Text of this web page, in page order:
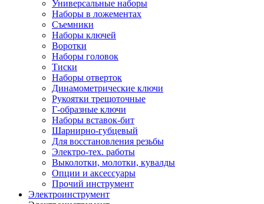
Универсальные наборы
Наборы в ложементах
Съемники
Наборы ключей
Воротки
Наборы головок
Тиски
Наборы отверток
Динамометрические ключи
Рукоятки трещоточные
Г-образные ключи
Наборы вставок-бит
Шарнирно-губцевый
Для восстановления резьбы
Электро-тех. работы
Выколотки, молотки, кувалды
Опции и аксессуары
Прочий инструмент
Электроинструмент